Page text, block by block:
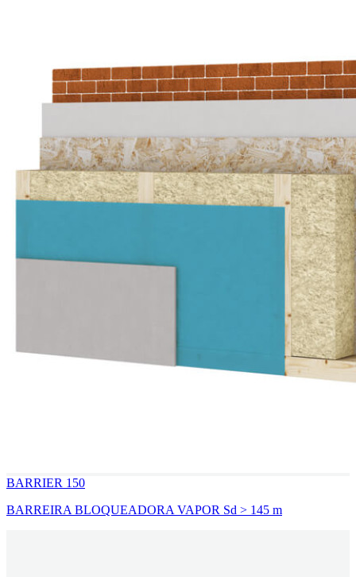
BARRIER 150
BARREIRA BLOQUEADORA VAPOR Sd > 145 m